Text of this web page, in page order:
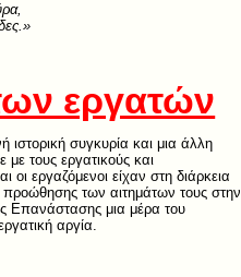
εργατών
συγκυρία και μια άλλη
τους εργατικούς και
οι εργαζόμενοι είχαν στη διάρκεια
των αιτημάτων τους στην
Επανάστασης μια μέρα του
αργία.